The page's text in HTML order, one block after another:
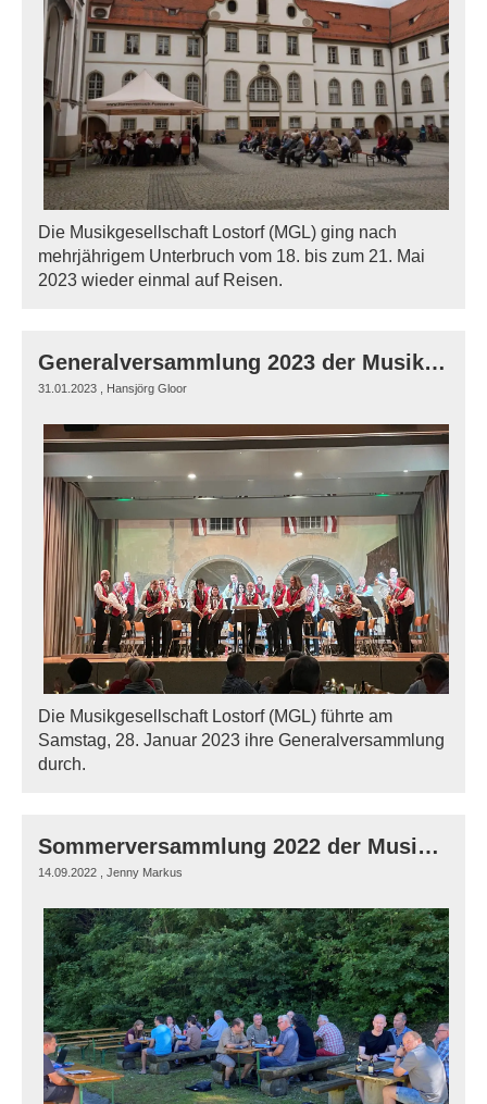
Die Musikgesellschaft Lostorf (MGL) ging nach
mehrjährigem Unterbruch vom 18. bis zum 21. Mai
2023 wieder einmal auf Reisen.
Generalversammlung 2023 der Musikgesellschaft Lostorf
31.01.2023 , Hansjörg Gloor
Die Musikgesellschaft Lostorf (MGL) führte am
Samstag, 28. Januar 2023 ihre Generalversammlung
durch.
Sommerversammlung 2022 der Musikgesellschaft Lostorf
14.09.2022 , Jenny Markus